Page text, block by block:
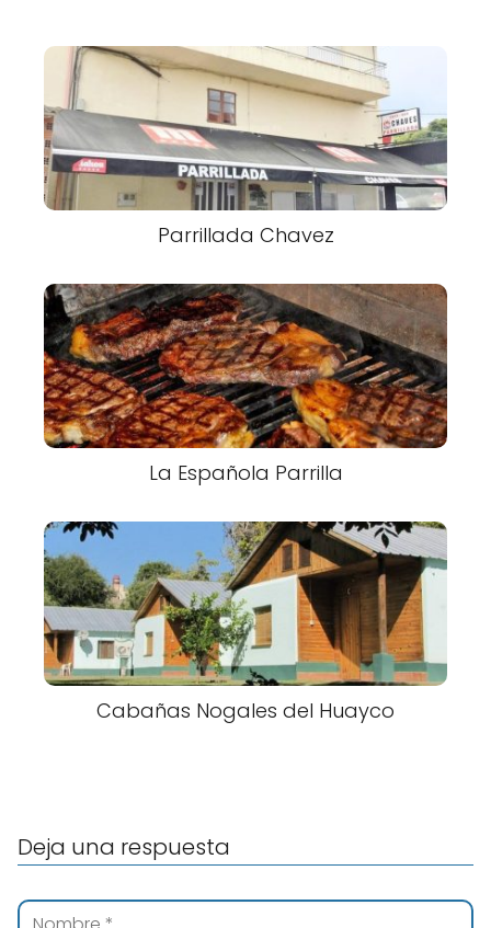
Parrillada Chavez
La Española Parrilla
Cabañas Nogales del Huayco
Deja una respuesta